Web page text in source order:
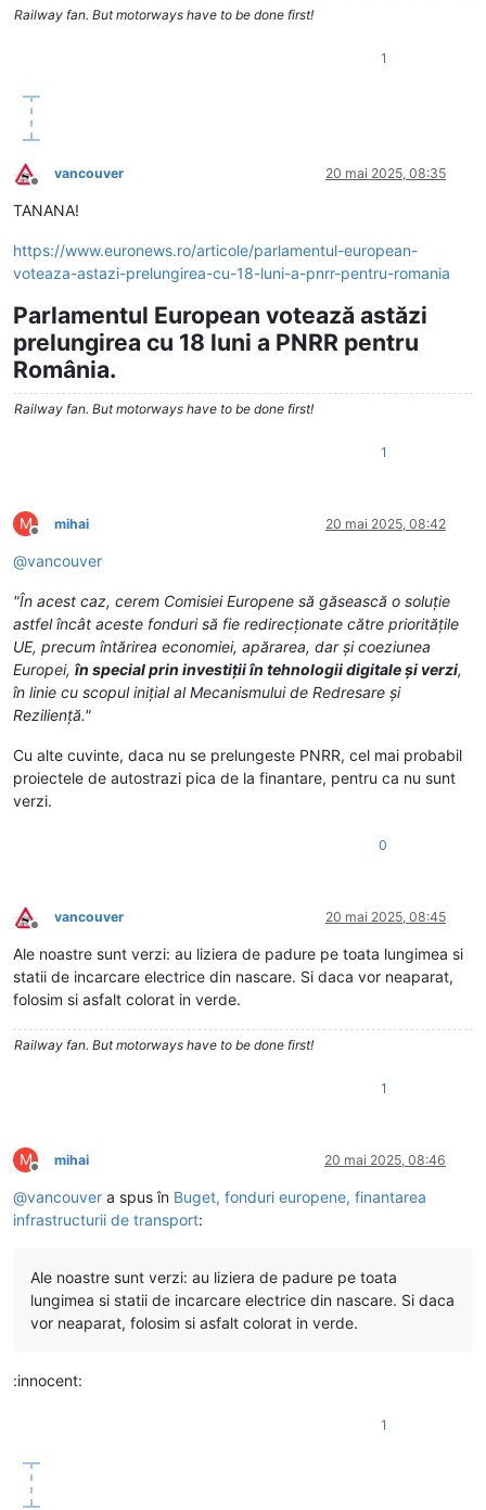
Railway fan. But motorways have to be done first!
1
Deconectat
vancouver 20 mai 2025, 08:35
TANANA!
https://www.euronews.ro/articole/parlamentul-european-
voteaza-astazi-prelungirea-cu-18-luni-a-pnrr-pentru-romania
Parlamentul European votează astăzi
prelungirea cu 18 luni a PNRR pentru
România.
Railway fan. But motorways have to be done first!
1
M
Deconectat
mihai 20 mai 2025, 08:42
@vancouver
"În acest caz, cerem Comisiei Europene să găsească o soluție
astfel încât aceste fonduri să fie redirecționate către prioritățile
UE, precum întărirea economiei, apărarea, dar și coeziunea
Europei, în special prin investiții în tehnologii digitale și verzi,
în linie cu scopul inițial al Mecanismului de Redresare și
Reziliență."
Cu alte cuvinte, daca nu se prelungeste PNRR, cel mai probabil
proiectele de autostrazi pica de la finantare, pentru ca nu sunt
verzi.
0
Deconectat
vancouver 20 mai 2025, 08:45
Ale noastre sunt verzi: au liziera de padure pe toata lungimea si
statii de incarcare electrice din nascare. Si daca vor neaparat,
folosim si asfalt colorat in verde.
Railway fan. But motorways have to be done first!
1
M
Deconectat
mihai 20 mai 2025, 08:46
@vancouver a spus în Buget, fonduri europene, finantarea
infrastructurii de transport:
Ale noastre sunt verzi: au liziera de padure pe toata
lungimea si statii de incarcare electrice din nascare. Si daca
vor neaparat, folosim si asfalt colorat in verde.
:innocent:
1